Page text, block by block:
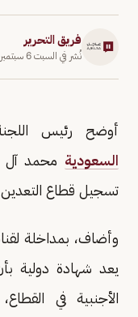
فريق التحرير
نُشر في السبت 6 سبتمبر 2025
أوضح رئيس
السعودية محمد آل
تسجيل قطاع التعدين
وأضاف، بمداخلة
يعد شهادة دولية
الأجنبية في